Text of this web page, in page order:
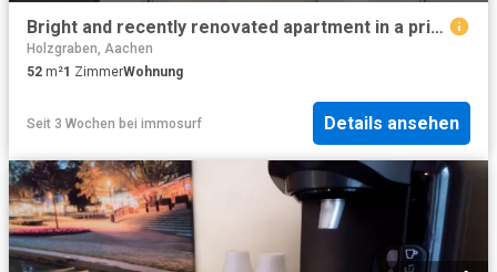
Bright and recently renovated apartment in a prime location, Aachen Amsterdam Apartments for Rent
Holzgraben, Aachen
52 m²1 ZimmerWohnung
Seit 3 Wochen bei immosurf Details ansehen